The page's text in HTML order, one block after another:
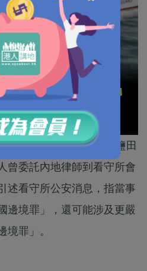
名香港偷渡者正在深圳鹽田
曾委託內地律師到看守所會
述看守所公安消息，指當事
邊境罪」，還可能涉及更嚴
境罪」。